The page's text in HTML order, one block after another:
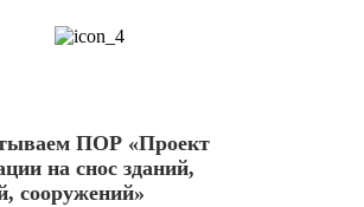
ПОР «Проект
на снос зданий,
сооружений»